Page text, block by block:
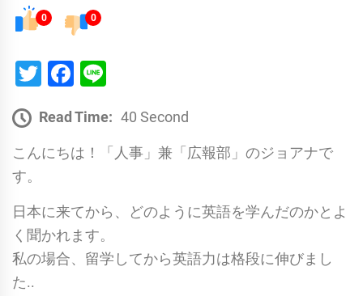
0 0
TwitterFacebook
Read Time: 40 Second
こんにちは！「人事」兼「広報部」のジョアナで
す。
日本に来てから、どのように英語を学んだのかとよ
く聞かれます。
私の場合、留学してから英語力は格段に伸びまし
た..